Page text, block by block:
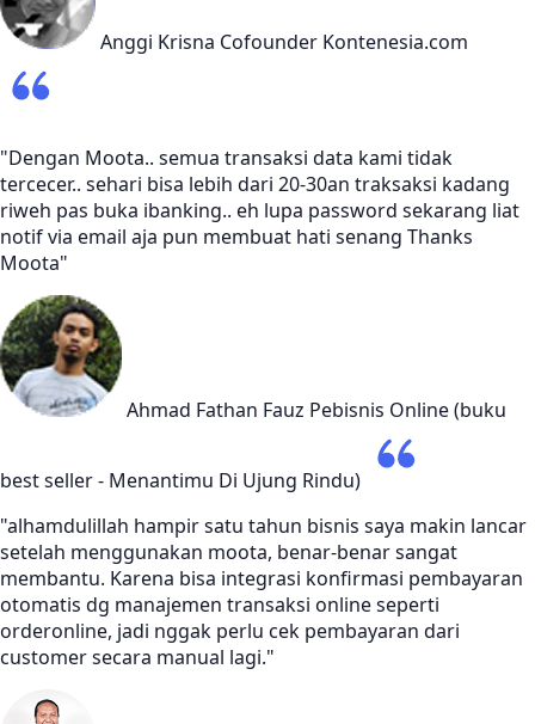
Anggi Krisna Cofounder Kontenesia.com
"Dengan Moota.. semua transaksi data kami tidak
tercecer.. sehari bisa lebih dari 20-30an traksaksi kadang
riweh pas buka ibanking.. eh lupa password sekarang liat
notif via email aja pun membuat hati senang Thanks
Moota"
Ahmad Fathan Fauz Pebisnis Online (buku
best seller - Menantimu Di Ujung Rindu)
"alhamdulillah hampir satu tahun bisnis saya makin lancar
setelah menggunakan moota, benar-benar sangat
membantu. Karena bisa integrasi konfirmasi pembayaran
otomatis dg manajemen transaksi online seperti
orderonline, jadi nggak perlu cek pembayaran dari
customer secara manual lagi."